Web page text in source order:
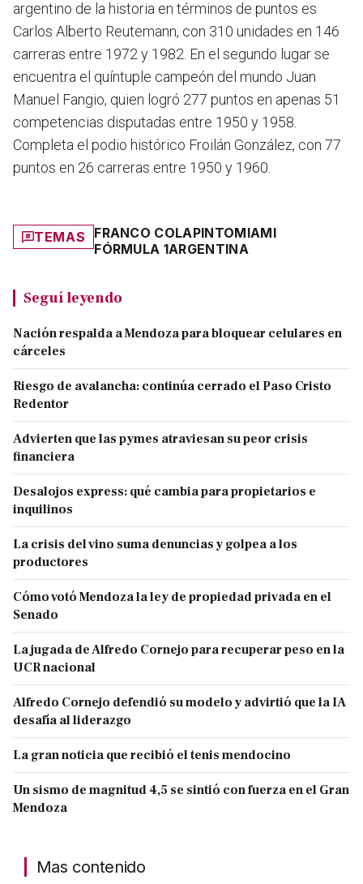
argentino de la historia en términos de puntos es
Carlos Alberto Reutemann, con 310 unidades en 146
carreras entre 1972 y 1982. En el segundo lugar se
encuentra el quíntuple campeón del mundo Juan
Manuel Fangio, quien logró 277 puntos en apenas 51
competencias disputadas entre 1950 y 1958.
Completa el podio histórico Froilán González, con 77
puntos en 26 carreras entre 1950 y 1960.
TEMAS FRANCO COLAPINTOMIAMI
FÓRMULA 1ARGENTINA
Seguí leyendo
Nación respalda a Mendoza para bloquear celulares en
cárceles
Riesgo de avalancha: continúa cerrado el Paso Cristo
Redentor
Advierten que las pymes atraviesan su peor crisis
financiera
Desalojos express: qué cambia para propietarios e
inquilinos
La crisis del vino suma denuncias y golpea a los
productores
Cómo votó Mendoza la ley de propiedad privada en el
Senado
La jugada de Alfredo Cornejo para recuperar peso en la
UCR nacional
Alfredo Cornejo defendió su modelo y advirtió que la IA
desafía al liderazgo
La gran noticia que recibió el tenis mendocino
Un sismo de magnitud 4,5 se sintió con fuerza en el Gran
Mendoza
Mas contenido